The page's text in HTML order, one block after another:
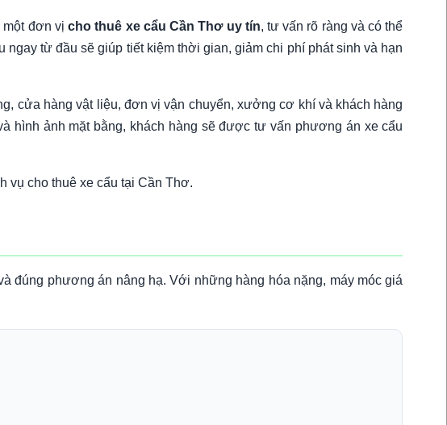
một đơn vịcho thuê xe cẩu Cần Thơ uy tín, tư vấn rõ ràng và có thể
từ đầu sẽ giúp tiết kiệm thời gian, giảm chi phí phát sinh và hạn
cửa hàng vật liệu, đơn vị vận chuyển, xưởng cơ khí và khách hàng
hình ảnh mặt bằng, khách hàng sẽ được tư vấn phương án xe cẩu
vụ cho thuê xe cẩu tại Cần Thơ.
đúng phương án nâng hạ. Với những hàng hóa nặng, máy móc giá